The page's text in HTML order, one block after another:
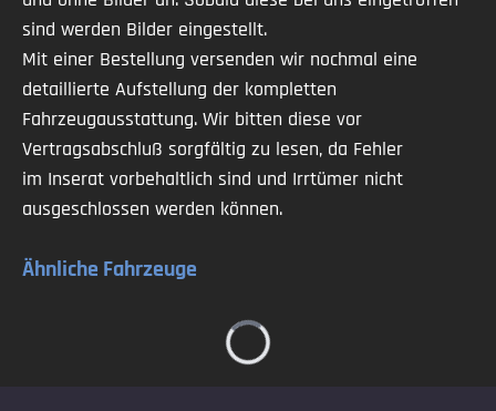
sind werden Bilder eingestellt.
Mit einer Bestellung versenden wir nochmal eine
detaillierte Aufstellung der kompletten
Fahrzeugausstattung. Wir bitten diese vor
Vertragsabschluß sorgfältig zu lesen, da Fehler
im Inserat vorbehaltlich sind und Irrtümer nicht
ausgeschlossen werden können.
Ähnliche Fahrzeuge
Loading...